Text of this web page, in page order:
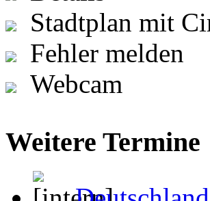
Stadtplan mit
Fehler melden
Webcam
Weitere Termine